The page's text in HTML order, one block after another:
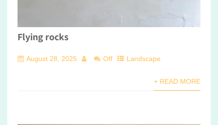
Flying rocks
August 28, 2025 Off Landscape
+ READ MORE